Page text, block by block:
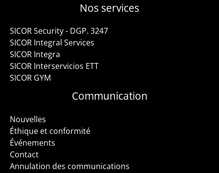
Nos services
SICOR Security - DGP. 3247
SICOR Integral Services
SICOR Integra
SICOR Interservicios ETT
SICOR GYM
Communication
Nouvelles
Éthique et conformité
Événements
Contact
Annulation des communications